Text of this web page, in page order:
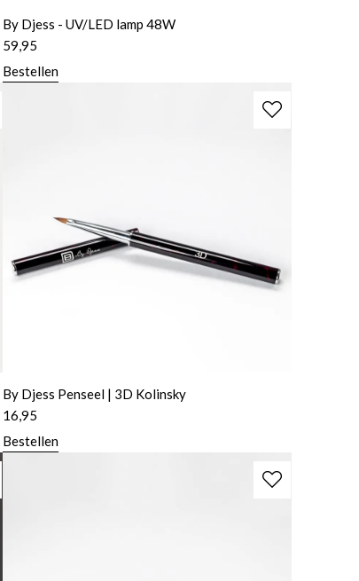
By Djess - UV/LED lamp 48W
59,95
Bestellen
By Djess Penseel | 3D Kolinsky
16,95
Bestellen